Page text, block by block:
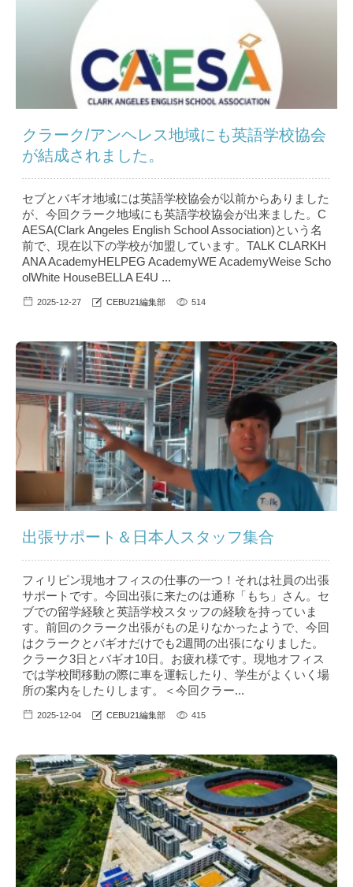
クラーク/アンヘレス地域にも英語学校協会
が結成されました。
セブとバギオ地域には英語学校協会が以前からありました
が、今回クラーク地域にも英語学校協会が出来ました。C
AESA(Clark Angeles English School Association)という名
前で、現在以下の学校が加盟しています。TALK CLARKH
ANA AcademyHELPEG AcademyWE AcademyWeise Scho
olWhite HouseBELLA E4U ...
2025-12-27 CEBU21編集部 514
出張サポート＆日本人スタッフ集合
フィリピン現地オフィスの仕事の一つ！それは社員の出張
サポートです。今回出張に来たのは通称「もち」さん。セ
ブでの留学経験と英語学校スタッフの経験を持っていま
す。前回のクラーク出張がもの足りなかったようで、今回
はクラークとバギオだけでも2週間の出張になりました。
クラーク3日とバギオ10日。お疲れ様です。現地オフィス
では学校間移動の際に車を運転したり、学生がよくいく場
所の案内をしたりします。＜今回クラー...
2025-12-04 CEBU21編集部 415